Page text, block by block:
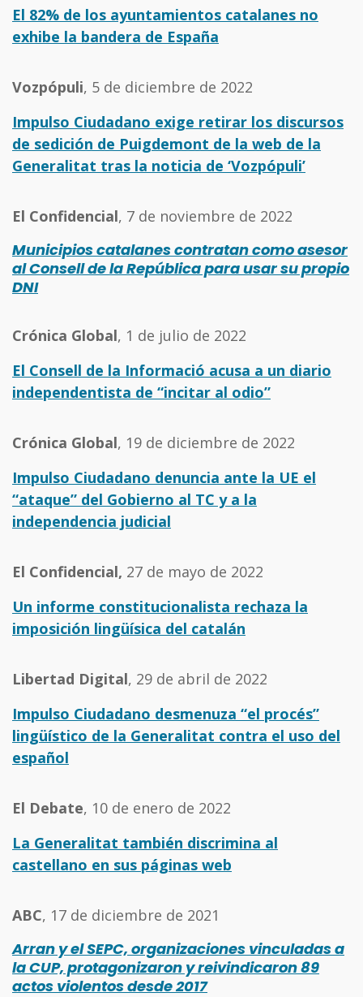
El 82% de los ayuntamientos catalanes no
exhibe la bandera de España
Vozpópuli, 5 de diciembre de 2022
Impulso Ciudadano exige retirar los discursos
de sedición de Puigdemont de la web de la
Generalitat tras la noticia de ‘Vozpópuli’
El Confidencial, 7 de noviembre de 2022
Municipios catalanes contratan como asesor
al Consell de la República para usar su propio
DNI
Crónica Global, 1 de julio de 2022
El Consell de la Informació acusa a un diario
independentista de “incitar al odio”
Crónica Global, 19 de diciembre de 2022
Impulso Ciudadano denuncia ante la UE el
“ataque” del Gobierno al TC y a la
independencia judicial
El Confidencial, 27 de mayo de 2022
Un informe constitucionalista rechaza la
imposición lingüísica del catalán
Libertad Digital, 29 de abril de 2022
Impulso Ciudadano desmenuza “el procés”
lingüístico de la Generalitat contra el uso del
español
El Debate, 10 de enero de 2022
La Generalitat también discrimina al
castellano en sus páginas web
ABC, 17 de diciembre de 2021
Arran y el SEPC, organizaciones vinculadas a
la CUP, protagonizaron y reivindicaron 89
actos violentos desde 2017